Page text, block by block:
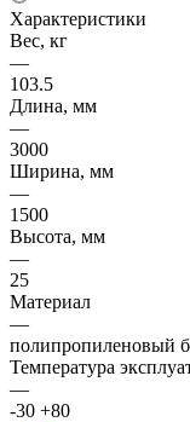
Характеристики
Вес, кг
—
103.5
Длина, мм
—
3000
Ширина, мм
—
1500
Высота, мм
—
25
Материал
—
полипропиленовый
Температура
—
-30 +80